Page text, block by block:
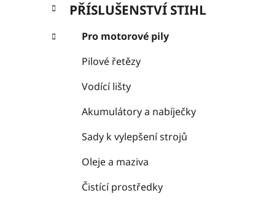
PŘÍSLUŠENSTVÍ STIHL
Pro motorové pily
Pilové řetězy
Vodící lišty
Akumulátory a nabíječky
Sady k vylepšení strojů
Oleje a maziva
Čistící prostředky